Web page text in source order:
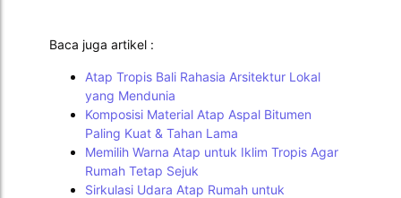
Baca juga artikel :
Atap Tropis Bali Rahasia Arsitektur Lokal
yang Mendunia
Komposisi Material Atap Aspal Bitumen
Paling Kuat & Tahan Lama
Memilih Warna Atap untuk Iklim Tropis Agar
Rumah Tetap Sejuk
Sirkulasi Udara Atap Rumah untuk